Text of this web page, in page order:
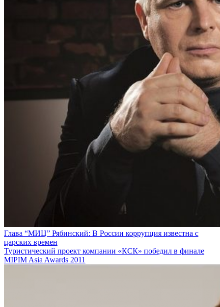
Глава “МИЦ” Рябинский: В России коррупция известна с
царских времен
Туристический проект компании «КСК» победил в финале
MIPIM Asia Awards 2011